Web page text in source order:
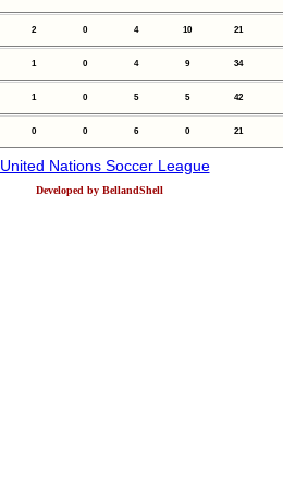
2 0 4 10 21
1 0 4 9 34
1 0 5 5 42
0 0 6 0 21
United Nations Soccer League
Developed by BellandShell